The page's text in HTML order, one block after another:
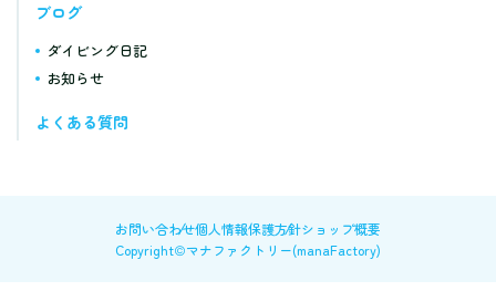
ブログ
ダイビング日記
お知らせ
よくある質問
お問い合わせ個人情報保護方針ショップ概要
Copyright©マナファクトリー(manaFactory)